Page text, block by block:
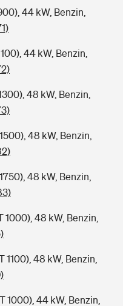
44 kW, Benzin,
44 kW, Benzin,
48 kW, Benzin,
48 kW, Benzin,
48 kW, Benzin,
1000), 48 kW, Benzin,
1100), 48 kW, Benzin,
1000), 44 kW, Benzin,